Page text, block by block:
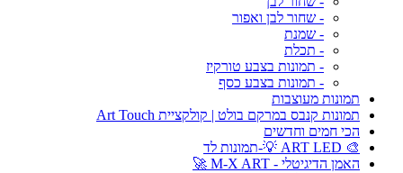
- שחור לבן ואפור
- שמנת
- תכלת
- תמונות בצבע טורקיז
- תמונות בצבע כסף
תמונות מעוצבות
תמונות קנבס במרקם בולט | קולקציית Art Touch
הכי חמים וחדשים
🎨 ART LED 💡-תמונות לד
האמן הדיגיטלי - M-X ART 🚀